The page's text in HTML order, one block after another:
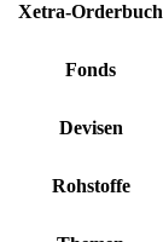
Xetra-Orderbuch
Fonds
Devisen
Rohstoffe